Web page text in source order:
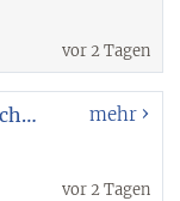
vor 2 Tagen
Pflegehilfskraft (m/w/d) in Gelsenkirchen-Feldmark mehr
vor 2 Tagen